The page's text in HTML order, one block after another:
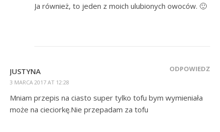
Ja również, to jeden z moich ulubionych owoców. 🙂
JUSTYNA
3 MARCA 2017 AT 12:28
ODPOWIEDZ
Mniam przepis na ciasto super tylko tofu bym wymieniała
może na cieciorkę.Nie przepadam za tofu